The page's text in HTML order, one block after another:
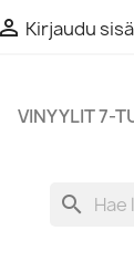
 Kirjaudu
VINYYLIT 7-
search